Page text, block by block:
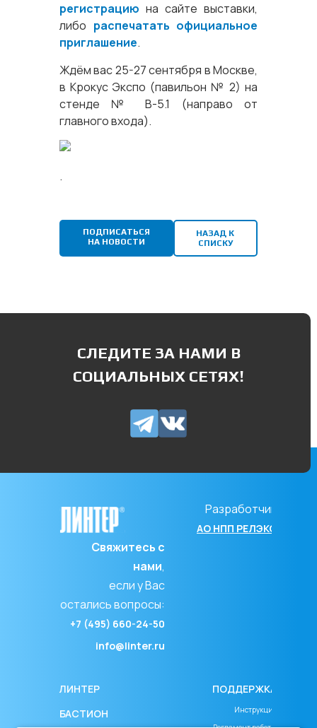
регистрацию на сайте выставки,
либо распечатать официальное
приглашение.
Ждём вас 25-27 сентября в Москве,
в Крокус Экспо (павильон № 2) на
стенде № В-5.1 (направо от
главного входа).
.
ПОДПИСАТЬСЯ
НА НОВОСТИ
НАЗАД К
СПИСКУ
СЛЕДИТЕ ЗА НАМИ В
СОЦИАЛЬНЫХ СЕТЯХ!
Разработчик
АО НПП РЕЛЭКС
Свяжитесь с
нами,
если у Вас
остались вопросы:
+7 (495) 660-24-50
info@linter.ru
ЛИНТЕР
БАСТИОН
ПОДДЕРЖКА
Инструкция